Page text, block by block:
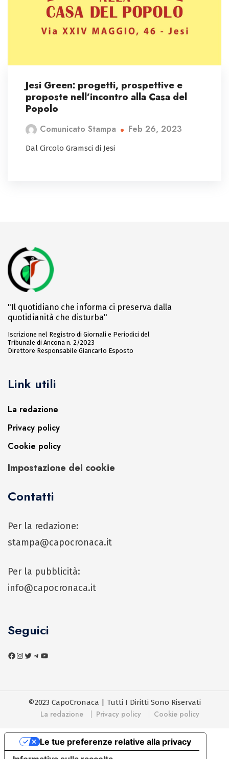
Jesi Green: progetti, prospettive e
proposte nell’incontro alla Casa del
Popolo
Comunicato Stampa Feb 26, 2023
Dal Circolo Gramsci di Jesi
"Il quotidiano che informa ci preserva dalla
quotidianità che disturba"
Iscrizione nel Registro di Giornali e Periodici del
Tribunale di Ancona n. 2/2023
Direttore Responsabile Giancarlo Esposto
Link utili
La redazione
Privacy policy
Cookie policy
Impostazione dei cookie
Contatti
Per la redazione:
stampa@capocronaca.it
Per la pubblicità:
info@capocronaca.it
Seguici
©2023 CapoCronaca | Tutti I Diritti Sono Riservati
La redazione Privacy policy Cookie policy
Le tue preferenze relative alla privacy